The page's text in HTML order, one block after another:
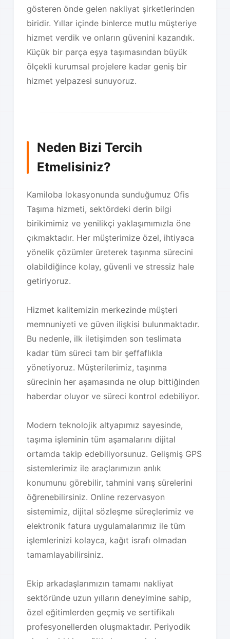
gösteren önde gelen nakliyat şirketlerinden
biridir. Yıllar içinde binlerce mutlu müşteriye
hizmet verdik ve onların güvenini kazandık.
Küçük bir parça eşya taşımasından büyük
ölçekli kurumsal projelere kadar geniş bir
hizmet yelpazesi sunuyoruz.
Neden Bizi Tercih
Etmelisiniz?
Kamiloba lokasyonunda sunduğumuz Ofis
Taşıma hizmeti, sektördeki derin bilgi
birikimimiz ve yenilikçi yaklaşımımızla öne
çıkmaktadır. Her müşterimize özel, ihtiyaca
yönelik çözümler üreterek taşınma sürecini
olabildiğince kolay, güvenli ve stressiz hale
getiriyoruz.
Hizmet kalitemizin merkezinde müşteri
memnuniyeti ve güven ilişkisi bulunmaktadır.
Bu nedenle, ilk iletişimden son teslimata
kadar tüm süreci tam bir şeffaflıkla
yönetiyoruz. Müşterilerimiz, taşınma
sürecinin her aşamasında ne olup bittiğinden
haberdar oluyor ve süreci kontrol edebiliyor.
Modern teknolojik altyapımız sayesinde,
taşıma işleminin tüm aşamalarını dijital
ortamda takip edebiliyorsunuz. Gelişmiş GPS
sistemlerimiz ile araçlarımızın anlık
konumunu görebilir, tahmini varış sürelerini
öğrenebilirsiniz. Online rezervasyon
sistemimiz, dijital sözleşme süreçlerimiz ve
elektronik fatura uygulamalarımız ile tüm
işlemlerinizi kolayca, kağıt israfı olmadan
tamamlayabilirsiniz.
Ekip arkadaşlarımızın tamamı nakliyat
sektöründe uzun yılların deneyimine sahip,
özel eğitimlerden geçmiş ve sertifikalı
profesyonellerden oluşmaktadır. Periyodik